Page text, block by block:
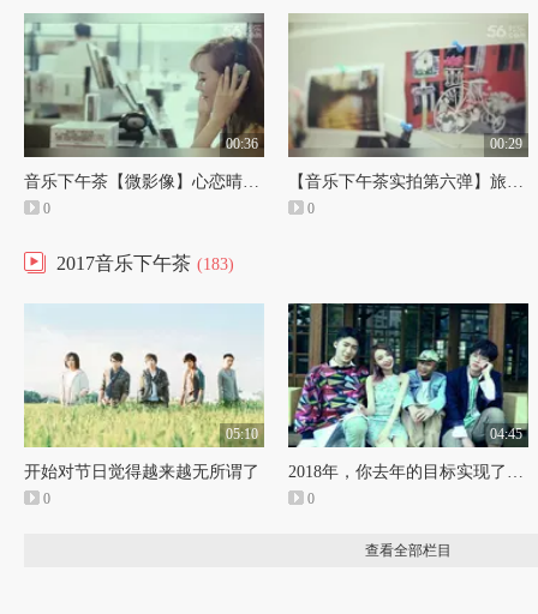
00:36
音乐下午茶【微影像】心恋晴（1）
0
00:29
【音乐下午茶实拍第六弹】旅行的意义（1）
0
2017音乐下午茶 (183)
05:10
开始对节日觉得越来越无所谓了
0
04:45
2018年，你去年的目标实现了吗？
0
查看全部栏目